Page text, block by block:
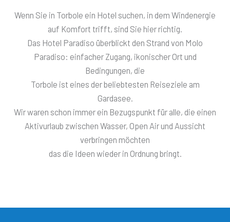
Wenn Sie in Torbole ein Hotel suchen, in dem Windenergie
auf Komfort trifft, sind Sie hier richtig.
Das Hotel Paradiso überblickt den Strand von Molo
Paradiso: einfacher Zugang, ikonischer Ort und
Bedingungen, die
Torbole ist eines der beliebtesten Reiseziele am
Gardasee.
Wir waren schon immer ein Bezugspunkt für alle, die einen
Aktivurlaub zwischen Wasser, Open Air und Aussicht
verbringen möchten
das die Ideen wieder in Ordnung bringt.